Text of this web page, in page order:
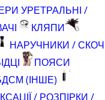
УРЕТРАЛЬНІ /
КЛЯПИ
НАРУЧНИКИ / СКОЧ
ПОЯСИ
(ІНШЕ)
/ РОЗПІРКИ /